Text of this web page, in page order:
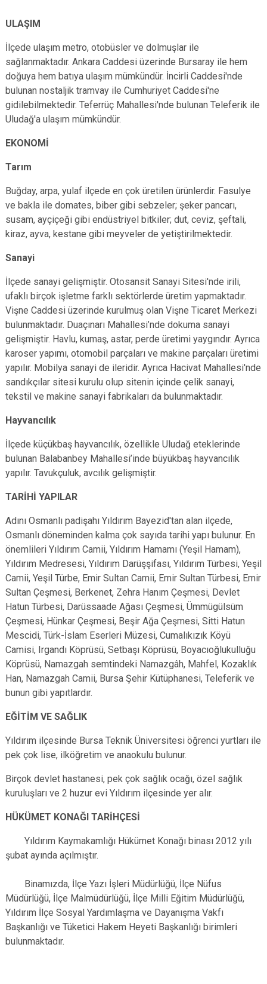
ULAŞIM
İlçede ulaşım metro, otobüsler ve dolmuşlar ile
sağlanmaktadır. Ankara Caddesi üzerinde Bursaray ile hem
doğuya hem batıya ulaşım mümkündür. İncirli Caddesi'nde
bulunan nostaljik tramvay ile Cumhuriyet Caddesi'ne
gidilebilmektedir. Teferrüç Mahallesi'nde bulunan Teleferik ile
Uludağ'a ulaşım mümkündür.
EKONOMİ
Tarım
Buğday, arpa, yulaf ilçede en çok üretilen ürünlerdir. Fasulye
ve bakla ile domates, biber gibi sebzeler; şeker pancarı,
susam, ayçiçeği gibi endüstriyel bitkiler; dut, ceviz, şeftali,
kiraz, ayva, kestane gibi meyveler de yetiştirilmektedir.
Sanayi
İlçede sanayi gelişmiştir. Otosansit Sanayi Sitesi'nde irili,
ufaklı birçok işletme farklı sektörlerde üretim yapmaktadır.
Vişne Caddesi üzerinde kurulmuş olan Vişne Ticaret Merkezi
bulunmaktadır. Duaçınarı Mahallesi’nde dokuma sanayi
gelişmiştir. Havlu, kumaş, astar, perde üretimi yaygındır. Ayrıca
karoser yapımı, otomobil parçaları ve makine parçaları üretimi
yapılır. Mobilya sanayi de ileridir. Ayrıca Hacivat Mahallesi'nde
sandıkçılar sitesi kurulu olup sitenin içinde çelik sanayi,
tekstil ve makine sanayi fabrikaları da bulunmaktadır.
Hayvancılık
İlçede küçükbaş hayvancılık, özellikle Uludağ eteklerinde
bulunan Balabanbey Mahallesi’inde büyükbaş hayvancılık
yapılır. Tavukçuluk, avcılık gelişmiştir.
TARİHİ YAPILAR
Adını Osmanlı padişahı Yıldırım Bayezid'tan alan ilçede,
Osmanlı döneminden kalma çok sayıda tarihi yapı bulunur. En
önemlileri Yıldırım Camii, Yıldırım Hamamı (Yeşil Hamam),
Yıldırım Medresesi, Yıldırım Darüşşifası, Yıldırım Türbesi, Yeşil
Camii, Yeşil Türbe, Emir Sultan Camii, Emir Sultan Türbesi, Emir
Sultan Çeşmesi, Berkenet, Zehra Hanım Çeşmesi, Devlet
Hatun Türbesi, Darüssaade Ağası Çeşmesi, Ümmügülsüm
Çeşmesi, Hünkar Çeşmesi, Beşir Ağa Çeşmesi, Sitti Hatun
Mescidi, Türk-İslam Eserleri Müzesi, Cumalıkızık Köyü
Camisi, Irgandı Köprüsü, Setbaşı Köprüsü, Boyacıoğlukulluğu
Köprüsü, Namazgah semtindeki Namazgâh, Mahfel, Kozaklık
Han, Namazgah Camii, Bursa Şehir Kütüphanesi, Teleferik ve
bunun gibi yapıtlardır.
EĞİTİM VE SAĞLIK
Yıldırım ilçesinde Bursa Teknik Üniversitesi öğrenci yurtları ile
pek çok lise, ilköğretim ve anaokulu bulunur.
Birçok devlet hastanesi, pek çok sağlık ocağı, özel sağlık
kuruluşları ve 2 huzur evi Yıldırım ilçesinde yer alır.
HÜKÜMET KONAĞI TARİHÇESİ
Yıldırım Kaymakamlığı Hükümet Konağı binası 2012 yılı
şubat ayında açılmıştır.
Binamızda, İlçe Yazı İşleri Müdürlüğü, İlçe Nüfus
Müdürlüğü, İlçe Malmüdürlüğü, İlçe Milli Eğitim Müdürlüğü,
Yıldırım İlçe Sosyal Yardımlaşma ve Dayanışma Vakfı
Başkanlığı ve Tüketici Hakem Heyeti Başkanlığı birimleri
bulunmaktadır.